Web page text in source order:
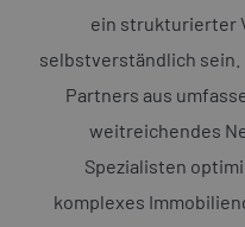
ein strukturierter
selbstverständlich sein.
Partners aus
weitreichendes
Spezialisten
komplexes